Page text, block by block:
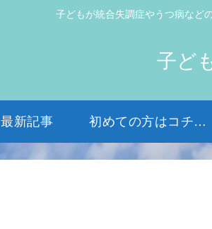
子どもが統合失調症やうつ病など
子ど
最新記事 初めての方はコチラから